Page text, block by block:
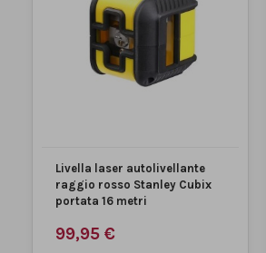
Voltaggio della batteria
Intervallo di livellamento +/-
Laser orizzontale con
lunghezza d'onda max.
Laser verticale a lunghezza
Livella laser autolivellante
raggio rosso Stanley Cubix
portata 16 metri
99,95 €